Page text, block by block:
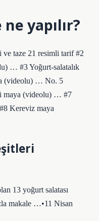
yapılır?
taze 21 resimli tarif #2
… #3 Yoğurt-salatalık
(videolu) … No. 5
maya (videolu) … #7
Kereviz maya
13 yoğurt salatası
makale …•11 Nisan